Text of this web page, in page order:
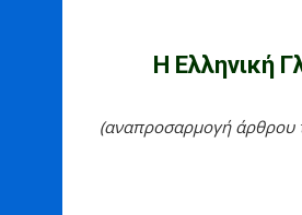
Η Ελληνική
(αναπροσαρμογή άρθρου